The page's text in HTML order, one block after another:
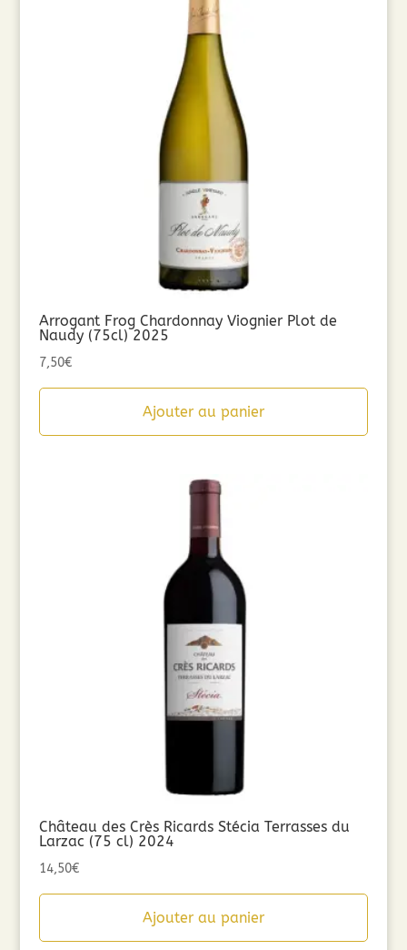
Arrogant Frog Chardonnay Viognier Plot de
Naudy (75cl) 2025
7,50€
Ajouter au panier
Château des Crès Ricards Stécia Terrasses du
Larzac (75 cl) 2024
14,50€
Ajouter au panier